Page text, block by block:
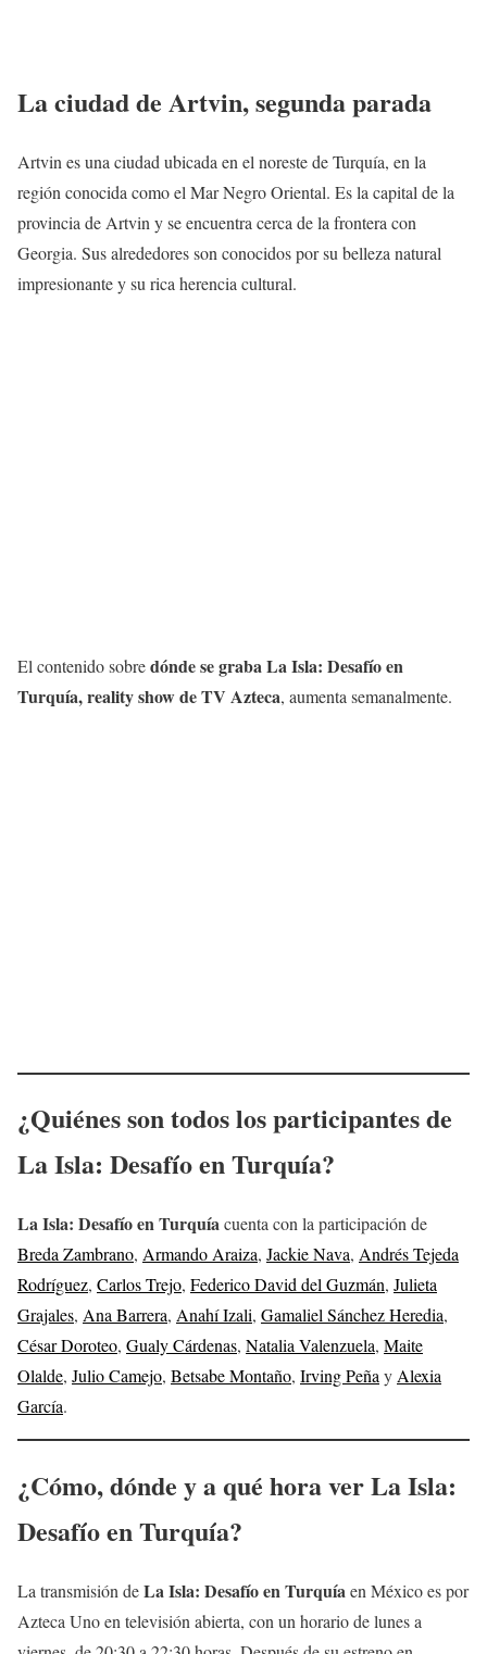
La ciudad de Artvin, segunda parada
Artvin es una ciudad ubicada en el noreste de Turquía, en la
región conocida como el Mar Negro Oriental. Es la capital de la
provincia de Artvin y se encuentra cerca de la frontera con
Georgia. Sus alrededores son conocidos por su belleza natural
impresionante y su rica herencia cultural.
El contenido sobredónde se graba La Isla: Desafío en
Turquía, reality show de TV Azteca, aumenta semanalmente.
¿Quiénes son todos los participantes de
La Isla: Desafío en Turquía?
La Isla: Desafío en Turquíacuenta con la participación de
Breda Zambrano, Armando Araiza, Jackie Nava, Andrés Tejeda
Rodríguez, Carlos Trejo, Federico David del Guzmán, Julieta
Grajales, Ana Barrera, Anahí Izali, Gamaliel Sánchez Heredia,
César Doroteo, Gualy Cárdenas, Natalia Valenzuela, Maite
Olalde, Julio Camejo, Betsabe Montaño, Irving PeñayAlexia
García.
¿Cómo, dónde y a qué hora verLa Isla:
Desafío en Turquía?
La transmisión deLa Isla: Desafío en Turquíaen México es por
Azteca Uno en televisión abierta, con un horario de lunes a